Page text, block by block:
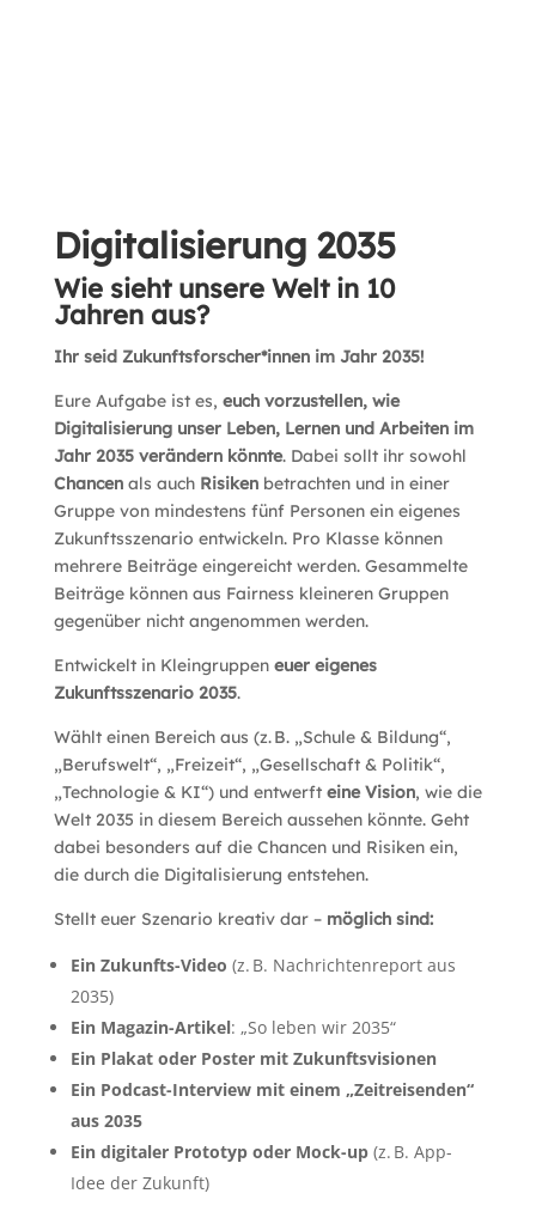
Digitalisierung 2035
Wie sieht unsere Welt in 10
Jahren aus?
Ihr seid Zukunftsforscher*innen im Jahr 2035!
Eure Aufgabe ist es, euch vorzustellen, wie
Digitalisierung unser Leben, Lernen und Arbeiten im
Jahr 2035 verändern könnte. Dabei sollt ihr sowohl
Chancenals auch Risikenbetrachten und in einer
Gruppe von mindestens fünf Personen ein eigenes
Zukunftsszenario entwickeln. Pro Klasse können
mehrere Beiträge eingereicht werden. Gesammelte
Beiträge können aus Fairness kleineren Gruppen
gegenüber nicht angenommen werden.
Entwickelt in Kleingruppen euer eigenes
Zukunftsszenario 2035.
Wählt einen Bereich aus (z. B. „Schule & Bildung“,
„Berufswelt“, „Freizeit“, „Gesellschaft & Politik“,
„Technologie & KI“) und entwerft eine Vision, wie die
Welt 2035 in diesem Bereich aussehen könnte. Geht
dabei besonders auf die Chancen und Risiken ein,
die durch die Digitalisierung entstehen.
Stellt euer Szenario kreativ dar – möglich sind:
Ein Zukunfts-Video (z. B. Nachrichtenreport aus
2035)
Ein Magazin-Artikel: „So leben wir 2035“
Ein Plakat oder Poster mit Zukunftsvisionen
Ein Podcast-Interview mit einem „Zeitreisenden“
aus 2035
Ein digitaler Prototyp oder Mock-up(z. B. App-
Idee der Zukunft)